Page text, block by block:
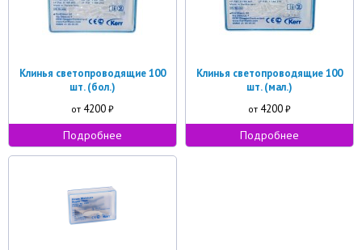
Клинья светопроводящие 100
шт. (бол.)
от 4200 ₽
Подробнее
Клинья светопроводящие 100
шт. (мал.)
от 4200 ₽
Подробнее